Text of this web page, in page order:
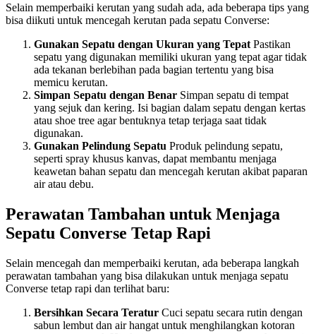
Selain memperbaiki kerutan yang sudah ada, ada beberapa tips yang
bisa diikuti untuk mencegah kerutan pada sepatu Converse:
Gunakan Sepatu dengan Ukuran yang Tepat Pastikan
sepatu yang digunakan memiliki ukuran yang tepat agar tidak
ada tekanan berlebihan pada bagian tertentu yang bisa
memicu kerutan.
Simpan Sepatu dengan Benar Simpan sepatu di tempat
yang sejuk dan kering. Isi bagian dalam sepatu dengan kertas
atau shoe tree agar bentuknya tetap terjaga saat tidak
digunakan.
Gunakan Pelindung Sepatu Produk pelindung sepatu,
seperti spray khusus kanvas, dapat membantu menjaga
keawetan bahan sepatu dan mencegah kerutan akibat paparan
air atau debu.
Perawatan Tambahan untuk Menjaga
Sepatu Converse Tetap Rapi
Selain mencegah dan memperbaiki kerutan, ada beberapa langkah
perawatan tambahan yang bisa dilakukan untuk menjaga sepatu
Converse tetap rapi dan terlihat baru:
Bersihkan Secara Teratur Cuci sepatu secara rutin dengan
sabun lembut dan air hangat untuk menghilangkan kotoran